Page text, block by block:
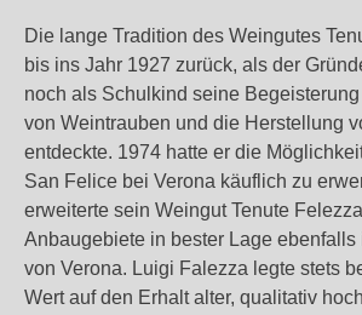
Die lange Tradition des Weingutes
bis ins Jahr 1927 zurück, als der
noch als Schulkind seine
von Weintrauben und die Herstellung
entdeckte. 1974 hatte er die
San Felice bei Verona käuflich zu
erweiterte sein Weingut Tenute
Anbaugebiete in bester Lage ebenfalls
von Verona. Luigi Falezza legte stets
Wert auf den Erhalt alter, qualitativ